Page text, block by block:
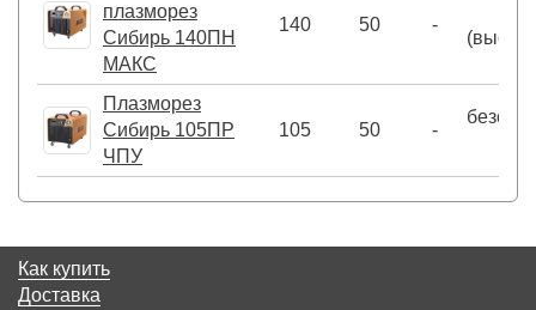
плазморез
Сибирь 140ПН
МАКС
140 50 -
Плазморез
Сибирь 105ПР
ЧПУ
105 50 -
Как купить
Доставка